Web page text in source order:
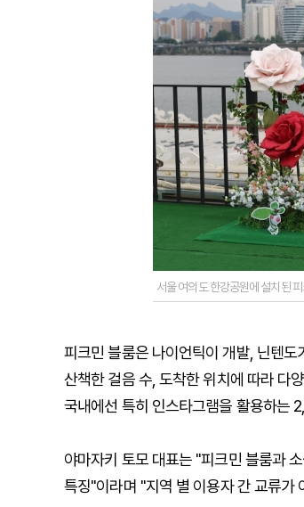
서울 여의도 한강공원에 설치된
피크민 블룸은 나이언틱이 개발, 닌텐
산책한 걸음 수, 도착한 위치에 따라 다
국내에선 특히 인스타그램을 활용하는
야마자키 토모 대표는 "피크민 블룸과
특징"이라며 "지역 별 이용자 간 교류가